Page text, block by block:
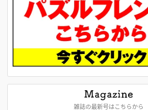
雑誌の最新号はこちらから